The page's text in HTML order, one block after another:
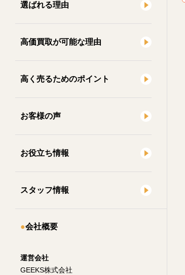
選ばれる理由
高価買取が可能な理由
高く売るためのポイント
お客様の声
お役立ち情報
スタッフ情報
会社概要
運営会社
GEEKS株式会社